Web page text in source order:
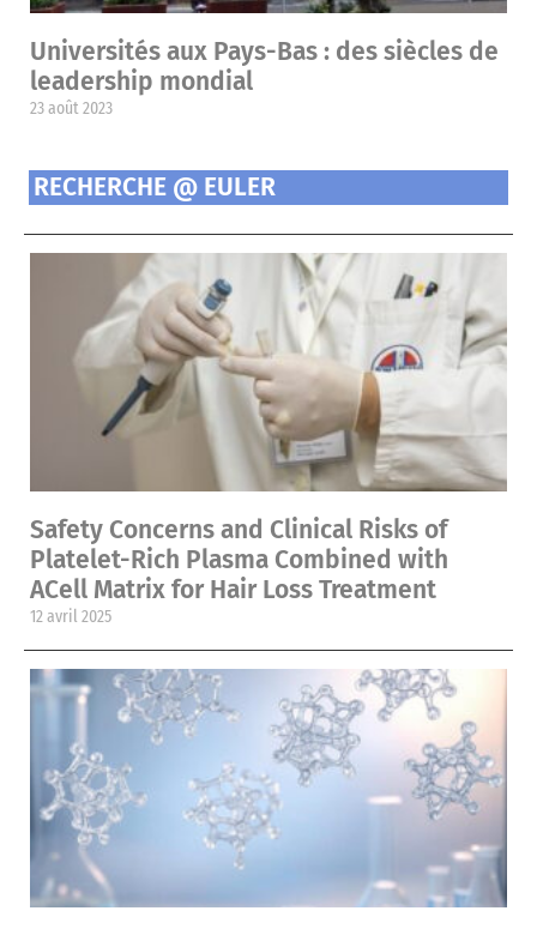
Universités aux Pays-Bas : des siècles de
leadership mondial
23 août 2023
RECHERCHE @ EULER
Safety Concerns and Clinical Risks of
Platelet-Rich Plasma Combined with
ACell Matrix for Hair Loss Treatment
12 avril 2025